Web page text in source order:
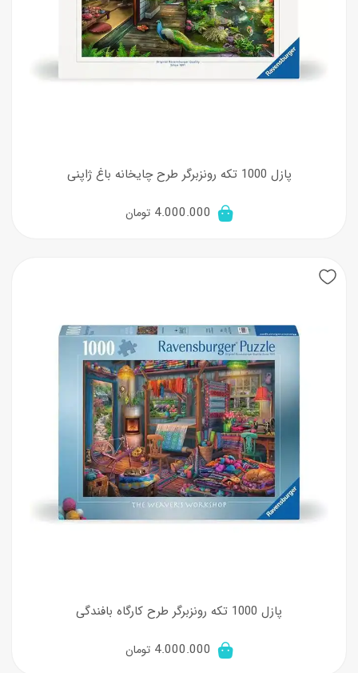
پازل 1000 تکه رونزبرگر طرح چایخانه باغ ژاپنی
4.000.000 تومان
پازل 1000 تکه رونزبرگر طرح کارگاه بافندگی
4.000.000 تومان